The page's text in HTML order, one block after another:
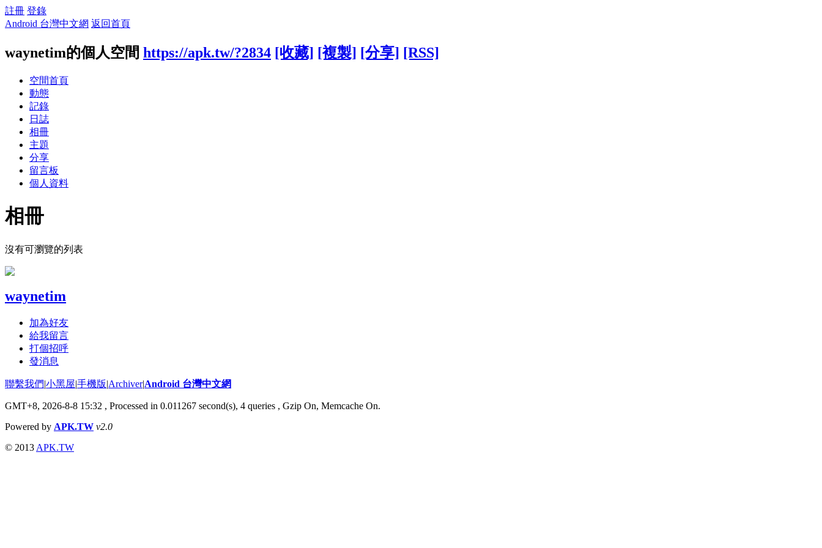
註冊 登錄
Android 台灣中文網 返回首頁
waynetim的個人空間 https://apk.tw/?2834 [收藏] [複製] [分享] [RSS]
空間首頁
動態
記錄
日誌
相冊
主題
分享
留言板
個人資料
相冊
沒有可瀏覽的列表
waynetim
加為好友
給我留言
打個招呼
發消息
聯繫我們|小黑屋|手機版|Archiver|Android 台灣中文網
GMT+8, 2026-8-8 15:32 , Processed in 0.011267 second(s), 4 queries , Gzip On, Memcache On.
Powered by APK.TW v2.0
© 2013 APK.TW